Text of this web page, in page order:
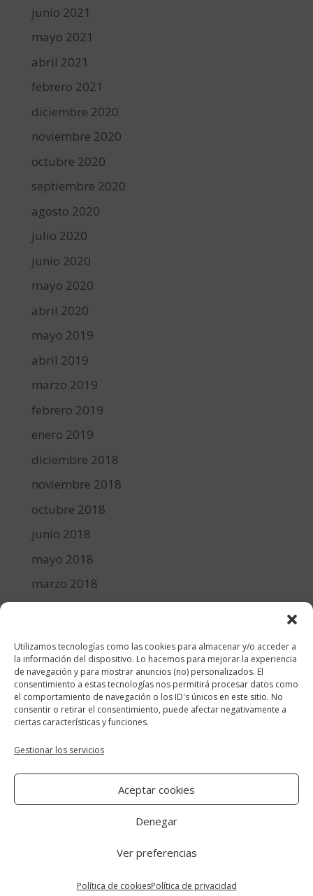
Utilizamos tecnologías como las cookies para almacenar y/o acceder a
la información del dispositivo. Lo hacemos para mejorar la experiencia
de navegación y para mostrar anuncios (no) personalizados. El
consentimiento a estas tecnologías nos permitirá procesar datos como
el comportamiento de navegación o los ID's únicos en este sitio. No
consentir o retirar el consentimiento, puede afectar negativamente a
ciertas características y funciones.
Gestionar los servicios
Aceptar cookies
Denegar
Ver preferencias
Política de cookiesPolítica de privacidad
junio 2021
mayo 2021
abril 2021
febrero 2021
diciembre 2020
noviembre 2020
octubre 2020
septiembre 2020
agosto 2020
julio 2020
junio 2020
mayo 2020
abril 2020
mayo 2019
abril 2019
marzo 2019
febrero 2019
enero 2019
diciembre 2018
noviembre 2018
octubre 2018
junio 2018
mayo 2018
marzo 2018
diciembre 2017
Categorías
cocina y recetas
general
lifestyle
manualidades-diy
de privacidad